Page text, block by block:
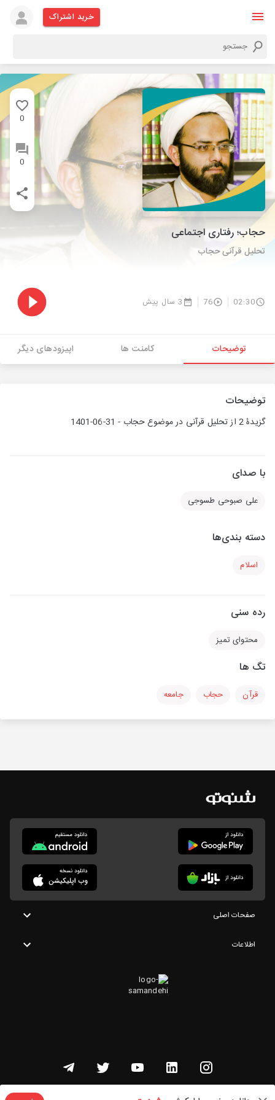
خرید اشتراک
0
0
حجاب؛ رفتاری اجتماعی
تحلیل قرآنی حجاب
02:30
76 3 سال پیش
توضیحات کامنت ها اپیزودهای دیگر
توضیحات
گزیدۀ 2 از تحلیل قرآنی در موضوع حجاب - 31-06-1401
با صدای
علی صبوحی طسوجی
دسته بندی‌ها
اسلام
رده سنی
محتوای تمیز
تگ ها
قرآن حجاب جامعه
صفحات اصلی
اطلاعات
تمامی حقوق این وبسایت متعلق به شنوتو است